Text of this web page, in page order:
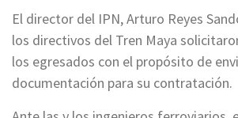
El director del IPN, Arturo Reyes
los directivos del Tren Maya
los egresados con el propósito de
documentación para su contratación.